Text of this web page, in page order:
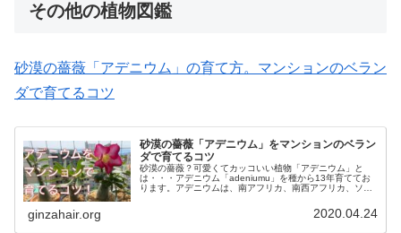
その他の植物図鑑
砂漠の薔薇「アデニウム」の育て方。マンションのベラン
ダで育てるコツ
砂漠の薔薇「アデニウム」をマンションのベラン
ダで育てるコツ
砂漠の薔薇？可愛くてカッコいい植物「アデニウム」と
は・・・アデニウム「adeniumu」を種から13年育ててお
ります。アデニウムは、南アフリカ、南西アフリカ、ソコ
ginzahair.org 2020.04.24